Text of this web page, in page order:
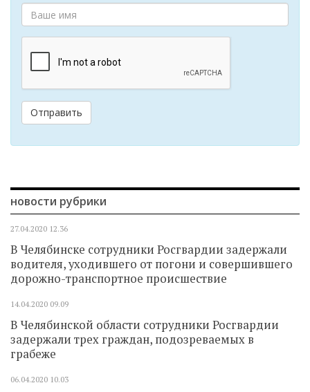
Отправить
новости рубрики
27.04.2020 12.36
В Челябинске сотрудники Росгвардии задержали
водителя, уходившего от погони и совершившего
дорожно-транспортное происшествие
14.04.2020 09.09
В Челябинской области сотрудники Росгвардии
задержали трех граждан, подозреваемых в
грабеже
06.04.2020 10.03